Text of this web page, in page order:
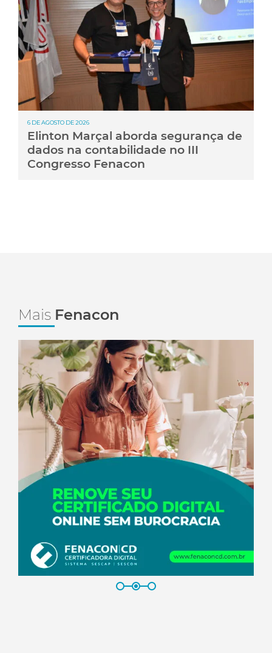
6 DE AGOSTO DE 2026
Elinton Marçal aborda segurança de
dados na contabilidade no III
Congresso Fenacon
Mais Fenacon